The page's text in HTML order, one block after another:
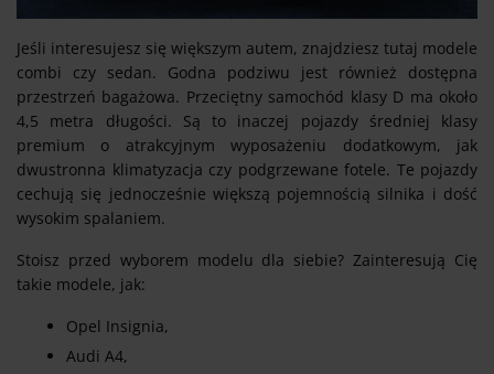
Jeśli interesujesz się większym autem, znajdziesz tutaj modele
combi czy sedan. Godna podziwu jest również dostępna
przestrzeń bagażowa. Przeciętny samochód klasy D ma około
4,5 metra długości. Są to inaczej pojazdy średniej klasy
premium o atrakcyjnym wyposażeniu dodatkowym, jak
dwustronna klimatyzacja czy podgrzewane fotele. Te pojazdy
cechują się jednocześnie większą pojemnością silnika i dość
wysokim spalaniem.
Stoisz przed wyborem modelu dla siebie? Zainteresują Cię
takie modele, jak:
Opel Insignia,
Audi A4,